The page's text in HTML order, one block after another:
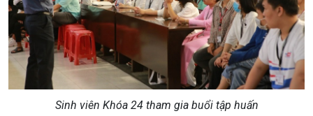
Sinh viên Khóa 24 tham gia buổi tập huấn